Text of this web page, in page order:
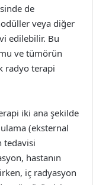
de
veya diğer
edilebilir. Bu
ve tümörün
radyo terapi
iki ana şekilde
(eksternal
tedavisi
hastanın
iç radyasyon